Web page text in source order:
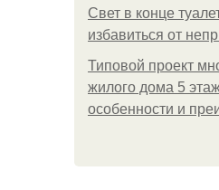
Свет в конце
избавиться от
Типовой проект
жилого дома 5
особенности и